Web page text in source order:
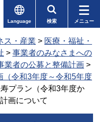
Language 検索 メニュー
ス・産業 > 医療・福祉・
> 事業者のみなさまへの
業者の公募と整備計画 >
（令和3年度～令和5年度
プラン（令和3年度か
画について